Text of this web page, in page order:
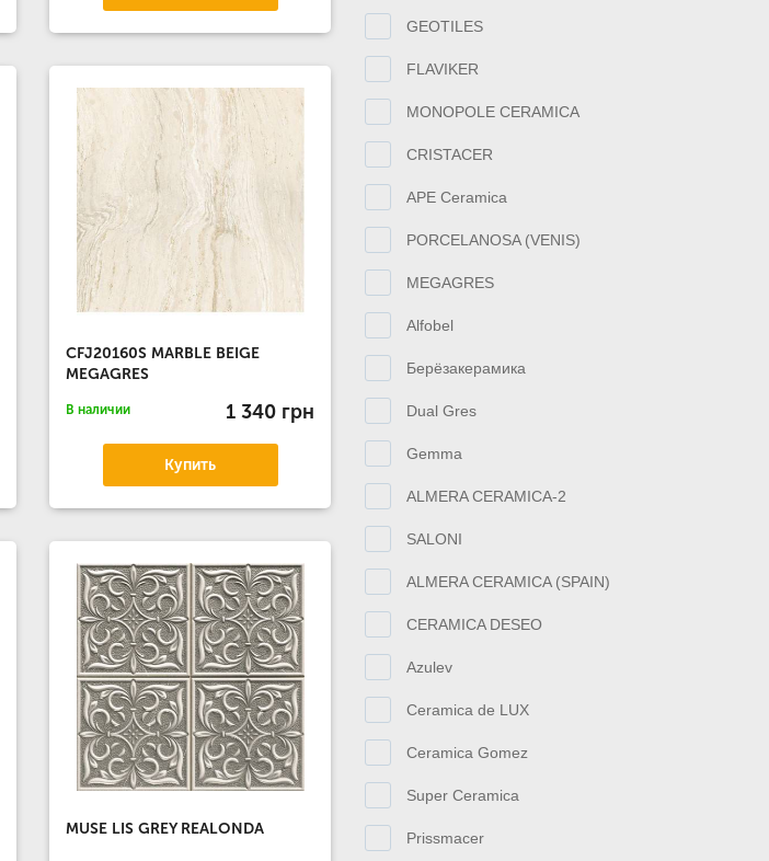
CFJ20160S MARBLE BEIGE
MEGAGRES
В наличии 1 340 грн
Купить
MUSE LIS GREY REALONDA
GEOTILES
FLAVIKER
MONOPOLE CERAMICA
CRISTACER
APE Ceramica
PORCELANOSA (VENIS)
MEGAGRES
Alfobel
Берёзакерамика
Dual Gres
Gemma
ALMERA CERAMICA-2
SALONI
ALMERA CERAMICA (SPAIN)
CERAMICA DESEO
Azulev
Ceramica de LUX
Ceramica Gomez
Super Ceramica
Prissmacer